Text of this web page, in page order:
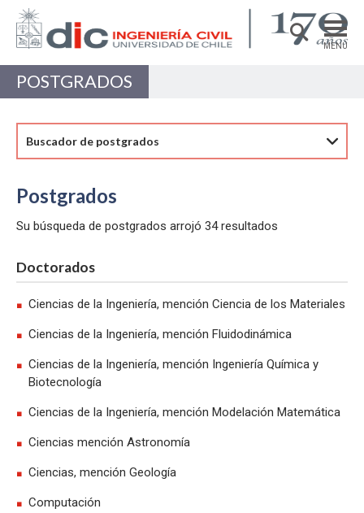
MENÚ
PREGRADO
Estructuras, Construcción y Geotecnia
Ingeniería de Transporte
Recursos Hídricos y Medio Ambiente
POSTGRADOS
Buscador de postgrados
Postgrados
Su búsqueda de postgrados arrojó 34 resultados
Doctorados
Ciencias de la Ingeniería, mención Ciencia de los Materiales
Ciencias de la Ingeniería, mención Fluidodinámica
Ciencias de la Ingeniería, mención Ingeniería Química y
Biotecnología
Ciencias de la Ingeniería, mención Modelación Matemática
Ciencias mención Astronomía
Ciencias, mención Geología
Computación